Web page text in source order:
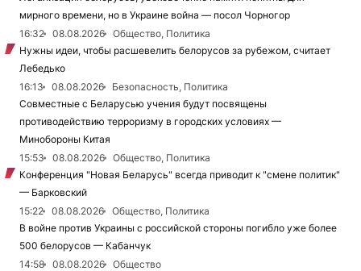
мирного времени, но в Украине война — посол Чорногор
16:32
08.08.2026
Общество, Политика
Нужны идеи, чтобы расшевелить белорусов за рубежом, считает
Лебедько
16:13
08.08.2026
Безопасность, Политика
Совместные с Беларусью учения будут посвящены
противодействию терроризму в городских условиях —
Минобороны Китая
15:53
08.08.2026
Общество, Политика
Конференция "Новая Беларусь" всегда приводит к "смене политик"
— Барковский
15:22
08.08.2026
Общество, Политика
В войне против Украины с российской стороны погибло уже более
500 белорусов — Кабанчук
14:58
08.08.2026
Общество